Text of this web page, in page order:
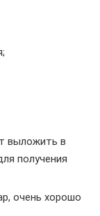
выложить в
получения
очень хорошо